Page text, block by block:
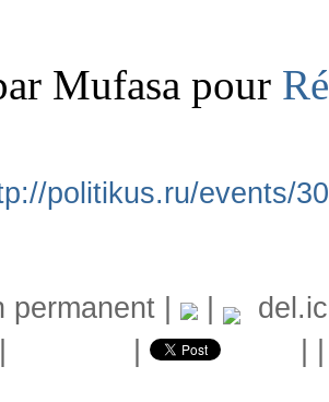
Mufasa pour
politikus.ru/events/
permanent